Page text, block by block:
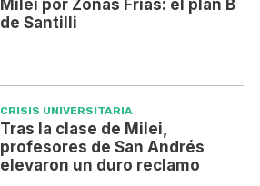
Milei por Zonas Frías: el plan B
de Santilli
CRISIS UNIVERSITARIA
Tras la clase de Milei,
profesores de San Andrés
elevaron un duro reclamo